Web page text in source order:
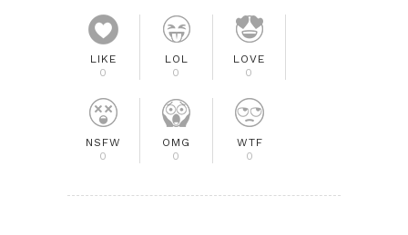
LIKE
0
LOL
0
LOVE
0
NSFW
0
OMG
0
WTF
0